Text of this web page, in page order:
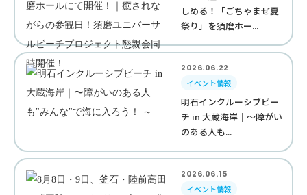
しめる！「ごちゃまぜ夏
祭り」を須磨ホー...
2026.06.22
イベント情報
明石インクルーシブビー
チ in 大蔵海岸｜〜障がい
のある人も...
2026.06.15
イベント情報